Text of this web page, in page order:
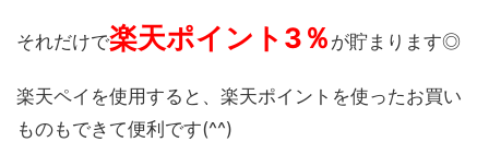
それだけで楽天ポイント3％ が貯まります◎
楽天ペイを使用すると、楽天ポイントを使ったお買い
ものもできて便利です(^^)